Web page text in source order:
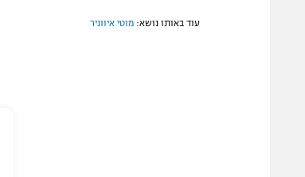
עוד באותו נושא: מוטי איווניר